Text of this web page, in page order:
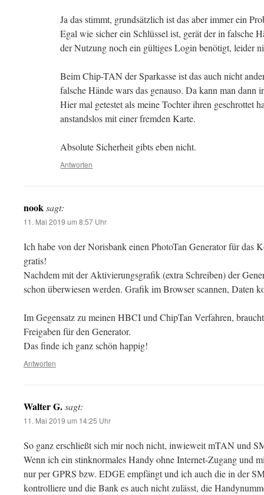
Ja das stimmt, grundsätzlich ist das aber immer ein
Egal wie sicher ein Schlüssel ist, gerät der in falsche
der Nutzung noch ein gültiges Login benötigt, leider
Beim Chip-TAN der Sparkasse ist das auch nicht
falsche Hände wars das genauso. Da kann man
Hier mal getestet als meine Tochter ihren geschrottet
anstandslos mit einer fremden Karte.
Absolute Sicherheit gibts eben nicht.
Antworten
nooksagt:
11. Mai 2019 um 8:57 Uhr
Ich habe von der Norisbank einen PhotoTan Generator für das
gratis!
Nachdem mit der Aktivierungsgrafik (extra Schreiben) der
schon überwiesen werden. Grafik im Browser scannen, Daten
Im Gegensatz zu meinen HBCI und ChipTan Verfahren,
Freigaben für den Generator.
Das finde ich ganz schön happig!
Antworten
Walter G.sagt:
11. Mai 2019 um 14:25 Uhr
So ganz erschließt sich mir noch nicht, inwieweit mTAN und
Wenn ich ein stinknormales Handy ohne Internet-Zugang und
nur per GPRS bzw. EDGE empfängt und ich auch die in der
kontrolliere und die Bank es auch nicht zulässt, die